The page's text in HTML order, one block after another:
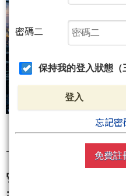
---
🚀 衝破大氣層！AI
密碼二
保持我的登入狀態（
登入
忘記密
免費註